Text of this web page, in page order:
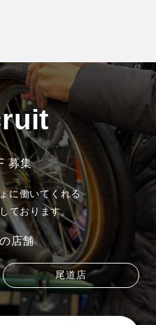
募集
に働いてくれる
ております。
店舗
尾道店